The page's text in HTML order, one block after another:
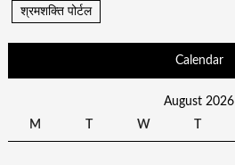
श्रमशक्ति पोर्टल
Calendar
August 2026
M
T W T